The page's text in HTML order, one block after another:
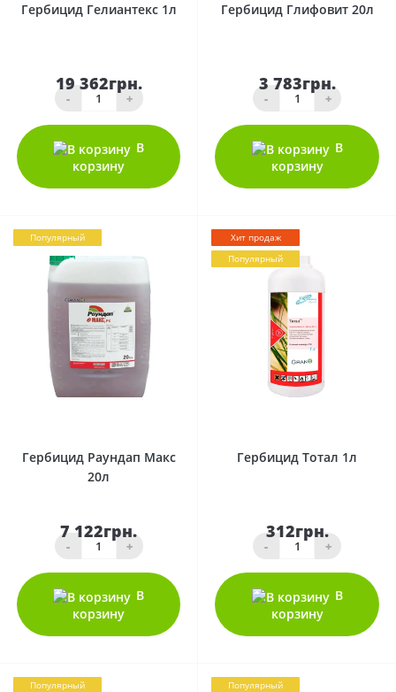
Гербицид Гелиантекс 1л
19 362грн.
- +
В
корзину
Гербицид Глифовит 20л
3 783грн.
- +
В
корзину
Популярный
Гербицид Раундап Макс
20л
7 122грн.
- +
В
корзину
Хит продаж
Популярный
Гербицид Тотал 1л
312грн.
- +
В
корзину
Популярный Популярный